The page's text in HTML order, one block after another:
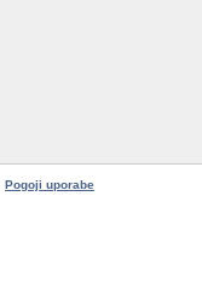
Pogoji uporabe